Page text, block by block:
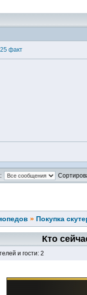
факт
» Покупка
Кто
и гости: 2